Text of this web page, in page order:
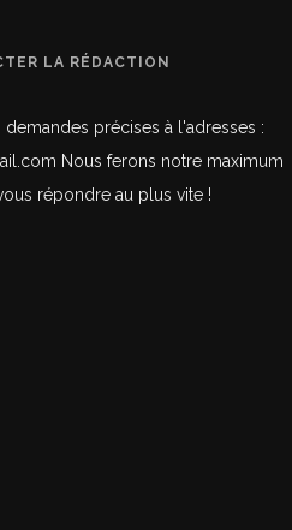
LA RÉDACTION
demandes précises à l'adresses :
Nous ferons notre maximum
répondre au plus vite !